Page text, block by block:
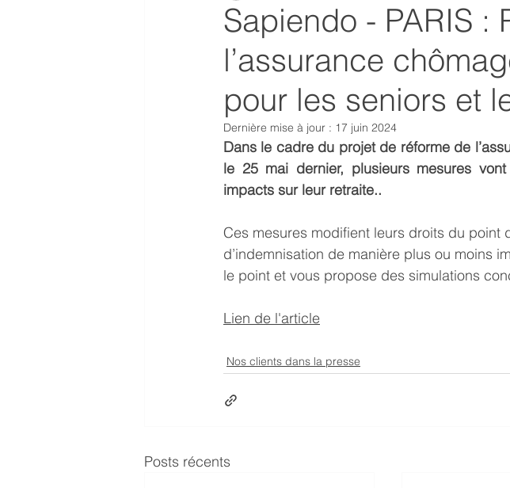
Sapiendo - PARIS :
l’assurance
pour les seniors et
Dernière mise à jour : 17 juin 2024
Dans le cadre du projet de réforme de
le 25 mai dernier, plusieurs mesures
impacts sur leur retraite..
Ces mesures modifient leurs droits du point
d’indemnisation de manière plus ou moins
le point et vous propose des simulations
Lien de l'article
Nos clients dans la presse
Posts récents